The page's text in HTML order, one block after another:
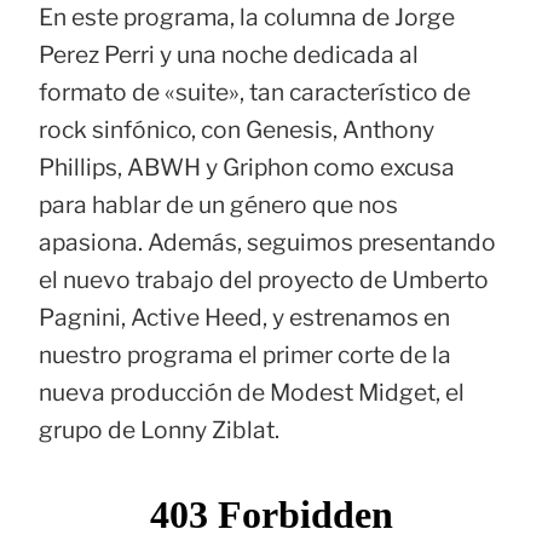
En este programa, la columna de Jorge
Perez Perri y una noche dedicada al
formato de «suite», tan característico de
rock sinfónico, con Genesis, Anthony
Phillips, ABWH y Griphon como excusa
para hablar de un género que nos
apasiona. Además, seguimos presentando
el nuevo trabajo del proyecto de Umberto
Pagnini, Active Heed, y estrenamos en
nuestro programa el primer corte de la
nueva producción de Modest Midget, el
grupo de Lonny Ziblat.